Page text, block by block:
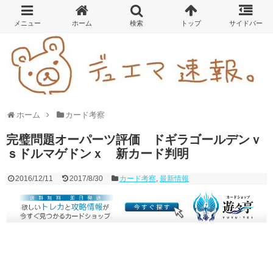
ホーム カード考察
完璧問題オーパーツ評価 ドギラゴールデンｖ
ｓドルマゲドンｘ 新カード判明
2016/12/11 2017/8/30 カード考察,最新情報